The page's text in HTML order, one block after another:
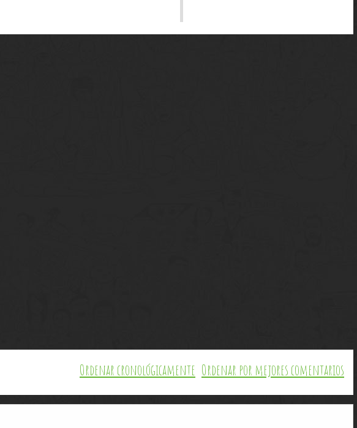
Ordenar por mejores comentarios
Ordenar cronológicamente